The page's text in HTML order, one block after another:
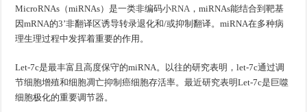
MicroRNAs（miRNAs）是一类非编码小RNA ，miRNAs能结合到靶基
因mRNA的3’非翻译区诱导转录退化和/或抑制翻译。miRNA在多种病
理生理过程中发挥着重要的作用。
Let-7c是最丰富且高度保守的miRNA。以往的研究表明，let-7c通过调
节细胞增殖和细胞凋亡抑制癌细胞存活率。最近研究表明Let-7c是巨噬
细胞极化的重要调节器。